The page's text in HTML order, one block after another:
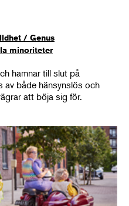
/ Genus
minoriteter
hamnar till slut på
av både hänsynslös och
att böja sig för.